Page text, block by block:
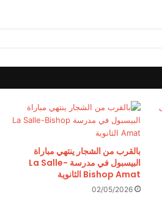
بالقرب من الشجار ينتهي مباراة
البيسبول في مدرسة La Salle-
Bishop Amat الثانوية
02/05/2026